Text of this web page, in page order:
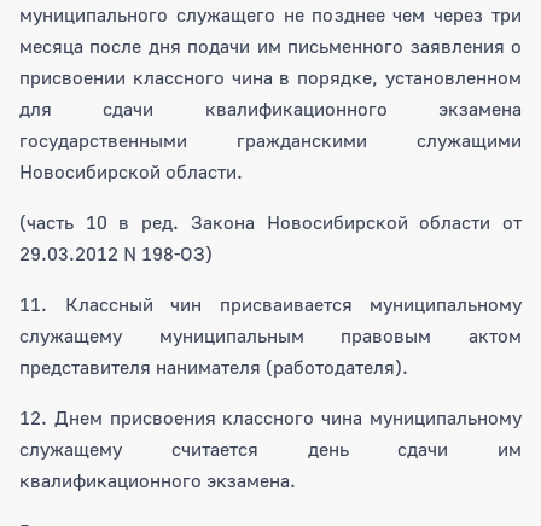
муниципального служащего не позднее чем через три
месяца после дня подачи им письменного заявления о
присвоении классного чина в порядке, установленном
для сдачи квалификационного экзамена
государственными гражданскими служащими
Новосибирской области.
(часть 10 в ред. Закона Новосибирской области от
29.03.2012 N 198-ОЗ)
11. Классный чин присваивается муниципальному
служащему муниципальным правовым актом
представителя нанимателя (работодателя).
12. Днем присвоения классного чина муниципальному
служащему считается день сдачи им
квалификационного экзамена.